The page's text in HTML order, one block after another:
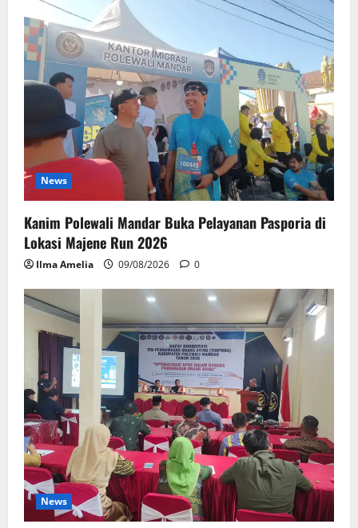
News
Kanim Polewali Mandar Buka Pelayanan Pasporia di
Lokasi Majene Run 2026
Ilma Amelia 09/08/2026 0
News